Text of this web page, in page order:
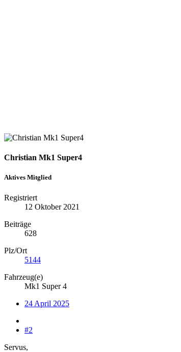
Christian Mk1 Super4
Aktives Mitglied
Registriert
12 Oktober 2021
Beiträge
628
Plz/Ort
5144
Fahrzeug(e)
Mk1 Super 4
24 April 2025
#2
Servus,